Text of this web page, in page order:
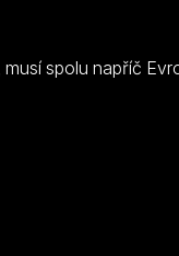
spolu napříč